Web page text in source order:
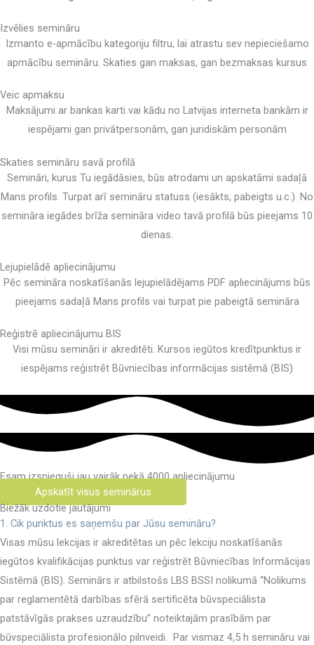
Izvēlies semināru
Izmanto e-apmācību kategoriju filtru, lai atrastu sev nepieciešamo
apmācību semināru. Skaties gan maksas, gan bezmaksas kursus
Veic apmaksu
Maksājumi ar bankas karti vai kādu no Latvijas interneta bankām ir
iespējami gan privātpersonām, gan juridiskām personām
Skaties semināru savā profilā
Semināri, kurus Tu iegādāsies, būs atrodami un apskatāmi sadaļā
Mans profils. Turpat arī semināru statuss (iesākts, pabeigts u.c.). No
semināra iegādes brīža semināra video tavā profilā būs pieejams 10
dienas.
Lejupielādē apliecinājumu
Pēc semināra noskatīšanās lejupielādējams PDF apliecinājums būs
pieejams sadaļā Mans profils vai turpat pie pabeigtā semināra
Reģistrē apliecinājumu BIS
Visi mūsu semināri ir akreditēti. Kursos iegūtos kredītpunktus ir
iespējams reģistrēt Būvniecības informācijas sistēmā (BIS)
Esam izsnieguši jau vairāk nekā 4000 apliecinājumu
Apskatīt visus seminārus
Biežāk uzdotie jautājumi
1. Cik punktus es saņemšu par Jūsu semināru?
Visas mūsu lekcijas ir akreditētas un pēc lekciju noskatīšanās
iegūtos kvalifikācijas punktus var reģistrēt Būvniecības Informācijas
Sistēmā (BIS). Seminārs ir atbilstošs LBS BSSI nolikumā “Nolikums
par reglamentētā darbības sfērā sertificēta būvspeciālista
patstāvīgās prakses uzraudzību” noteiktajām prasībām par
būvspeciālista profesionālo pilnveidi. Par vismaz 4,5 h semināru vai